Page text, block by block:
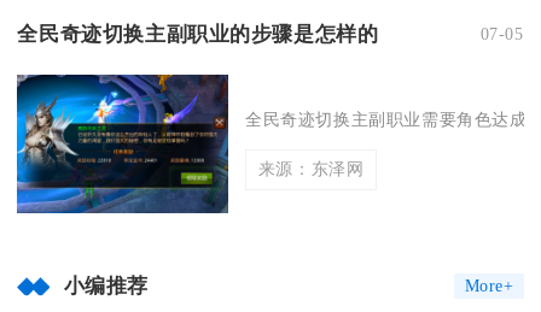
全民奇迹切换主副职业的步骤是怎样的 07-05
全民奇迹切换主副职业需要角色达成
来源：东泽网
小编推荐 More+